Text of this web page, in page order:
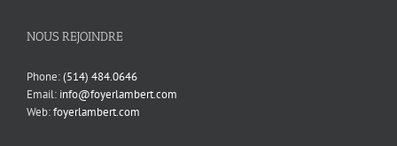
NOUS REJOINDRE
Phone:(514) 484.0646
Email: info@foyerlambert.com
Web:foyerlambert.com